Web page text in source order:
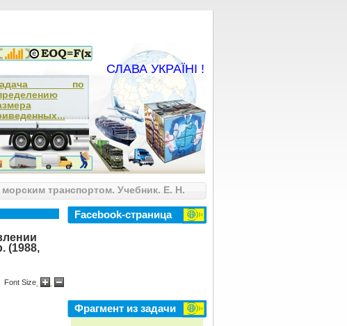
по
СЛАВА УКРАЇНІ !
транспортом. Учебник. Е. Н.
(1988,
Font Size
Facebook-страница
Фрагмент из задачи